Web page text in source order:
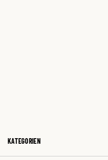
KATEGORIEN